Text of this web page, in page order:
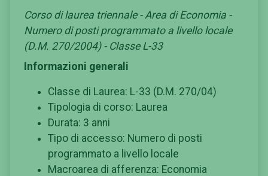
Corso di laurea triennale - Area di Economia -
Numero di posti programmato a livello locale
(D.M. 270/2004) - Classe L-33
Informazioni generali
Classe di Laurea: L-33 (D.M. 270/04)
Tipologia di corso: Laurea
Durata: 3 anni
Tipo di accesso: Numero di posti
programmato a livello locale
Macroarea di afferenza: Economia